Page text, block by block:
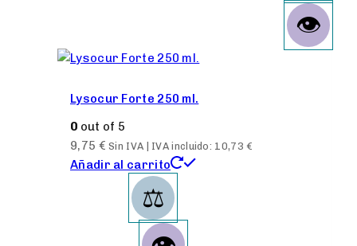
Lysocur Forte 250 ml.
0 out of 5
9,75 € Sin IVA | IVA incluido: 10,73€
Añadir al carrito